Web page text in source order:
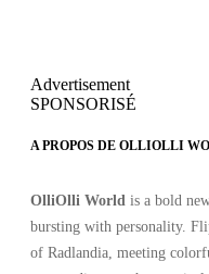
Advertisement
SPONSORISÉ
A PROPOS DE OLLIOLLI
OlliOlli World is a bold
bursting with personality.
of Radlandia, meeting